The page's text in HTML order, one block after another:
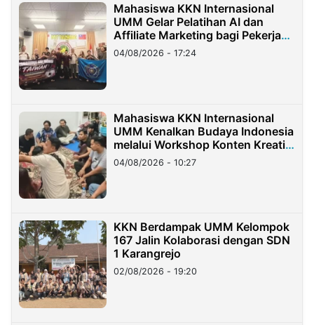
Mahasiswa KKN Internasional
UMM Gelar Pelatihan AI dan
Affiliate Marketing bagi Pekerja
Migran Indonesia di Taiwan
04/08/2026 - 17:24
Mahasiswa KKN Internasional
UMM Kenalkan Budaya Indonesia
melalui Workshop Konten Kreatif
di Taiwan
04/08/2026 - 10:27
KKN Berdampak UMM Kelompok
167 Jalin Kolaborasi dengan SDN
1 Karangrejo
02/08/2026 - 19:20